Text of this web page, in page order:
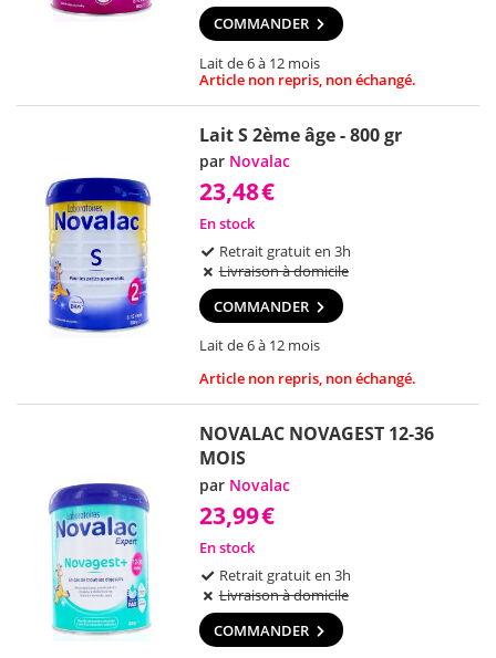
COMMANDER
Lait de 6 à 12 mois
Article non repris, non échangé.
Lait S 2ème âge - 800 gr
par Novalac
23,48€
En stock
Retrait gratuit en 3h
Livraison à domicile
COMMANDER
Lait de 6 à 12 mois
Article non repris, non échangé.
NOVALAC NOVAGEST 12-36
MOIS
par Novalac
23,99€
En stock
Retrait gratuit en 3h
Livraison à domicile
COMMANDER